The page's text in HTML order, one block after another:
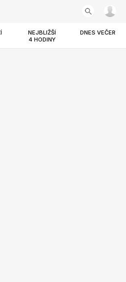
NEJBLIŽŠÍ
4 HODINY
DNES VEČER